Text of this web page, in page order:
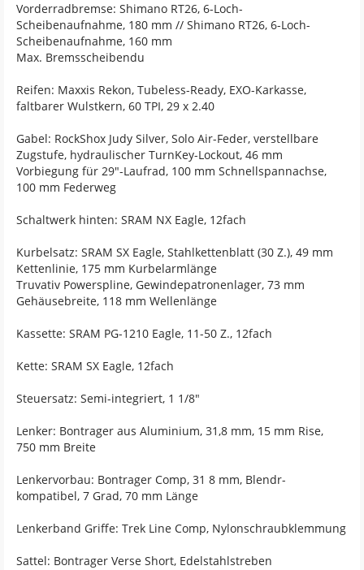
Vorderradbremse: Shimano RT26, 6-Loch-
Scheibenaufnahme, 180 mm // Shimano RT26, 6-Loch-
Scheibenaufnahme, 160 mm
Max. Bremsscheibendu
Reifen: Maxxis Rekon, Tubeless-Ready, EXO-Karkasse,
faltbarer Wulstkern, 60 TPI, 29 x 2.40
Gabel: RockShox Judy Silver, Solo Air-Feder, verstellbare
Zugstufe, hydraulischer TurnKey-Lockout, 46 mm
Vorbiegung für 29"-Laufrad, 100 mm Schnellspannachse,
100 mm Federweg
Schaltwerk hinten: SRAM NX Eagle, 12fach
Kurbelsatz: SRAM SX Eagle, Stahlkettenblatt (30 Z.), 49 mm
Kettenlinie, 175 mm Kurbelarmlänge
Truvativ Powerspline, Gewindepatronenlager, 73 mm
Gehäusebreite, 118 mm Wellenlänge
Kassette: SRAM PG-1210 Eagle, 11-50 Z., 12fach
Kette: SRAM SX Eagle, 12fach
Steuersatz: Semi-integriert, 1 1/8"
Lenker: Bontrager aus Aluminium, 31,8 mm, 15 mm Rise,
750 mm Breite
Lenkervorbau: Bontrager Comp, 31 8 mm, Blendr-
kompatibel, 7 Grad, 70 mm Länge
Lenkerband Griffe: Trek Line Comp, Nylonschraubklemmung
Sattel: Bontrager Verse Short, Edelstahlstreben